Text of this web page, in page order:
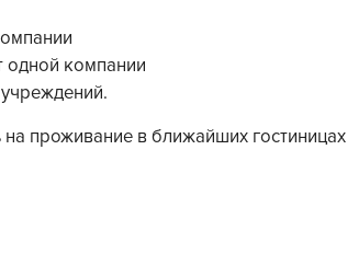
одной компании
проживание в ближайших гостиницах